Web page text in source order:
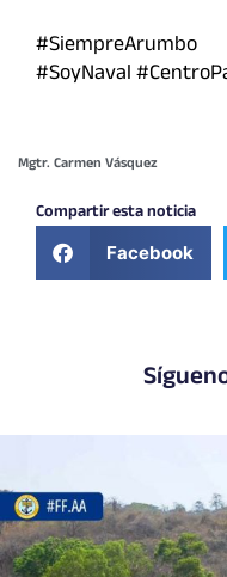
#SiempreArumbo
#SoyNaval
Mgtr. Carmen Vásquez
Compartir esta noticia
Facebook